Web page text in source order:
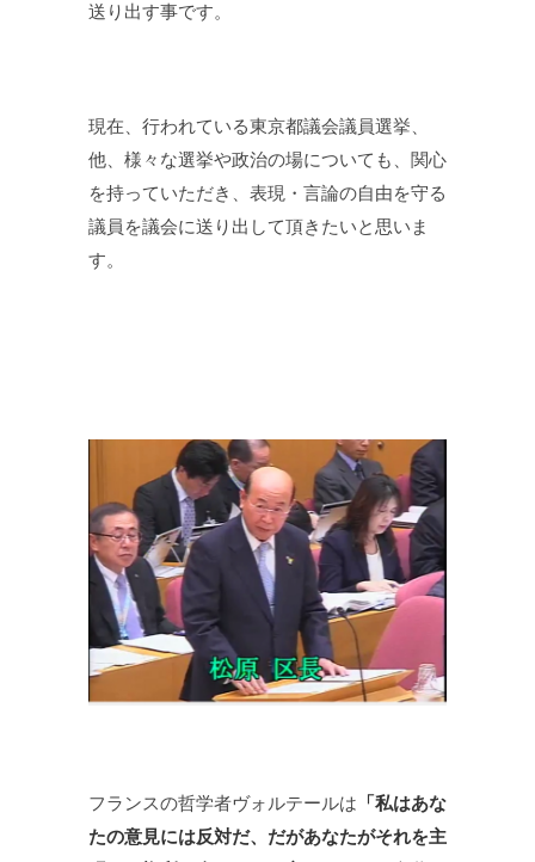
送り出す事です。
現在、行われている東京都議会議員選挙、
他、様々な選挙や政治の場についても、関心
を持っていただき、表現・言論の自由を守る
議員を議会に送り出して頂きたいと思いま
す。
フランスの哲学者ヴォルテールは 「私はあな
たの意見には反対だ、だがあなたがそれを主